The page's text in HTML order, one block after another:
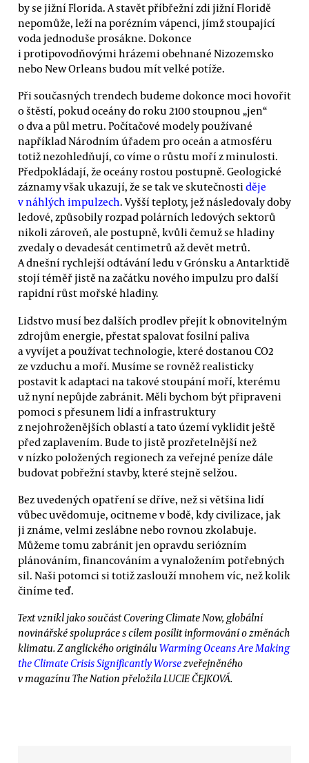
by se jižní Florida. A stavět příbřežní zdi jižní Floridě
nepomůže, leží na porézním vápenci, jímž stoupající
voda jednoduše prosákne. Dokonce
i protipovodňovými hrázemi obehnané Nizozemsko
nebo New Orleans budou mít velké potíže.
Při současných trendech budeme dokonce moci hovořit
o štěstí, pokud oceány do roku 2100 stoupnou „jen“
o dva a půl metru. Počítačové modely používané
například Národním úřadem pro oceán a atmosféru
totiž nezohledňují, co víme o růstu moří z minulosti.
Předpokládají, že oceány rostou postupně. Geologické
záznamy však ukazují, že se tak ve skutečnostiděje
v náhlých impulzech. Vyšší teploty, jež následovaly doby
ledové, způsobily rozpad polárních ledových sektorů
nikoli zároveň, ale postupně, kvůli čemuž se hladiny
zvedaly o devadesát centimetrů až devět metrů.
A dnešní rychlejší odtávání ledu v Grónsku a Antarktidě
stojí téměř jistě na začátku nového impulzu pro další
rapidní růst mořské hladiny.
Lidstvo musí bez dalších prodlev přejít k obnovitelným
zdrojům energie, přestat spalovat fosilní paliva
a vyvíjet a používat technologie, které dostanou CO2
ze vzduchu a moří. Musíme se rovněž realisticky
postavit k adaptaci na takové stoupání moří, kterému
už nyní nepůjde zabránit. Měli bychom být připraveni
pomoci s přesunem lidí a infrastruktury
z nejohroženějších oblastí a tato území vyklidit ještě
před zaplavením. Bude to jistě prozřetelnější než
v nízko položených regionech za veřejné peníze dále
budovat pobřežní stavby, které stejně selžou.
Bez uvedených opatření se dříve, než si většina lidí
vůbec uvědomuje, ocitneme v bodě, kdy civilizace, jak
ji známe, velmi zeslábne nebo rovnou zkolabuje.
Můžeme tomu zabránit jen opravdu seriózním
plánováním, financováním a vynaložením potřebných
sil. Naši potomci si totiž zaslouží mnohem víc, než kolik
činíme teď.
Text vznikl jako součást Covering Climate Now, globální
novinářské spolupráce s cílem posílit informování o změnách
klimatu. Z anglického originálu Warming Oceans Are Making
the Climate Crisis Significantly Worsezveřejněného
v magazínu The Nation přeložila LUCIE ČEJKOVÁ.